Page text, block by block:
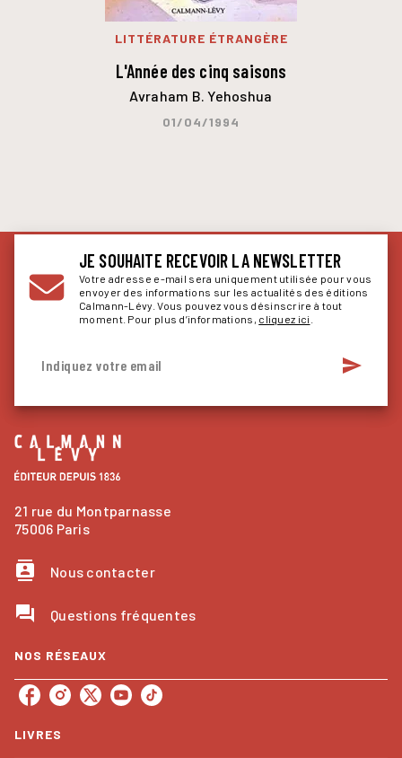
LITTÉRATURE ÉTRANGÈRE
L'Année des cinq saisons
Avraham B. Yehoshua
01/04/1994
JE SOUHAITE RECEVOIR LA NEWSLETTER
Votre adresse e-mail sera uniquement utilisée pour vous
envoyer des informations sur les actualités des éditions
Calmann-Lévy. Vous pouvez vous désinscrire à tout
moment. Pour plus d’informations, cliquez ici
Indiquez votre email send
21 rue du Montparnasse
75006 Paris
contacts Nous contacter
question_answer Questions fréquentes
NOS RÉSEAUX
LIVRES